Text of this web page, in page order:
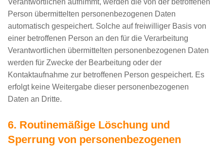
Person übermittelten personenbezogenen Daten
automatisch gespeichert. Solche auf freiwilliger Basis von
einer betroffenen Person an den für die Verarbeitung
Verantwortlichen übermittelten personenbezogenen Daten
werden für Zwecke der Bearbeitung oder der
Kontaktaufnahme zur betroffenen Person gespeichert. Es
erfolgt keine Weitergabe dieser personenbezogenen
Daten an Dritte.
6. Routinemäßige Löschung und
Sperrung von personenbezogenen